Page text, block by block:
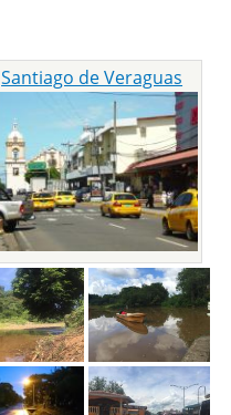
Santiago de Veraguas